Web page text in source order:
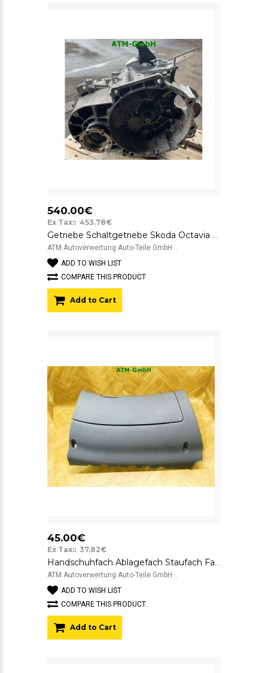
540.00€
Ex Tax:: 453.78€
Getriebe Schaltgetriebe Skoda Octavia 2 II 2.0 TDI RS 125 kW Getriebecode NFN
ATM Autoverwertung Auto-Teile GmbH ..
ADD TO WISH LIST
COMPARE THIS PRODUCT
Add to Cart
45.00€
Ex Tax:: 37.82€
Handschuhfach Ablagefach Staufach Fach Skoda Octavia 2 II 1Z1857103
ATM Autoverwertung Auto-Teile GmbH ..
ADD TO WISH LIST
COMPARE THIS PRODUCT
Add to Cart